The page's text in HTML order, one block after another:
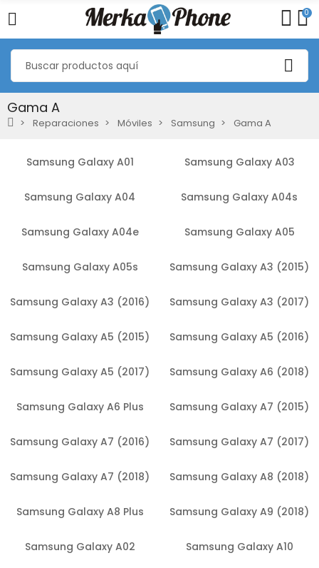
0
Gama A
Reparaciones Móviles Samsung Gama A
Samsung Galaxy A01 Samsung Galaxy A03
Samsung Galaxy A04 Samsung Galaxy A04s
Samsung Galaxy A04e Samsung Galaxy A05
Samsung Galaxy A05s Samsung Galaxy A3 (2015)
Samsung Galaxy A3 (2016) Samsung Galaxy A3 (2017)
Samsung Galaxy A5 (2015) Samsung Galaxy A5 (2016)
Samsung Galaxy A5 (2017) Samsung Galaxy A6 (2018)
Samsung Galaxy A6 Plus Samsung Galaxy A7 (2015)
Samsung Galaxy A7 (2016) Samsung Galaxy A7 (2017)
Samsung Galaxy A7 (2018) Samsung Galaxy A8 (2018)
Samsung Galaxy A8 Plus Samsung Galaxy A9 (2018)
Samsung Galaxy A02 Samsung Galaxy A10